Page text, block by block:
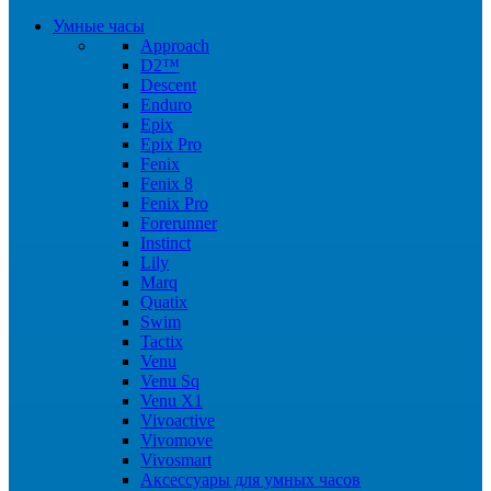
Умные часы
Approach
D2™
Descent
Enduro
Epix
Epix Pro
Fenix
Fenix 8
Fenix Pro
Forerunner
Instinct
Lily
Marq
Quatix
Swim
Tactix
Venu
Venu Sq
Venu X1
Vivoactive
Vivomove
Vivosmart
Аксессуары для умных часов